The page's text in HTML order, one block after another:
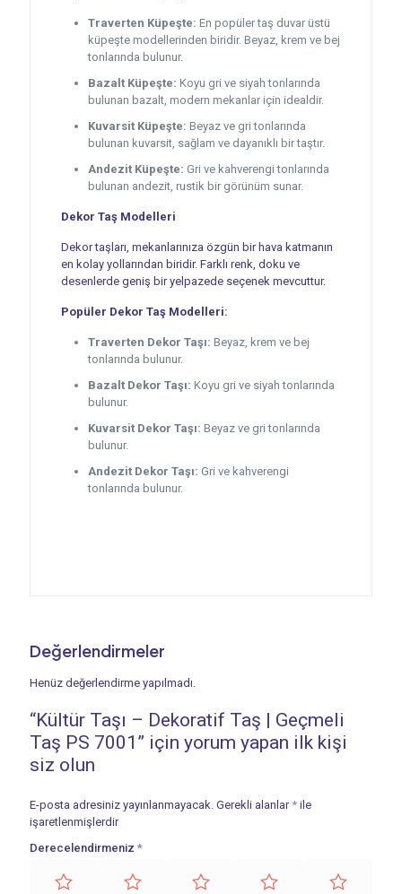
Traverten Küpeşte: En popüler taş duvar üstü
küpeşte modellerinden biridir. Beyaz, krem ve bej
tonlarında bulunur.
Bazalt Küpeşte: Koyu gri ve siyah tonlarında
bulunan bazalt, modern mekanlar için idealdir.
Kuvarsit Küpeşte: Beyaz ve gri tonlarında
bulunan kuvarsit, sağlam ve dayanıklı bir taştır.
Andezit Küpeşte: Gri ve kahverengi tonlarında
bulunan andezit, rustik bir görünüm sunar.
Dekor Taş Modelleri
Dekor taşları, mekanlarınıza özgün bir hava katmanın
en kolay yollarından biridir. Farklı renk, doku ve
desenlerde geniş bir yelpazede seçenek mevcuttur.
Popüler Dekor Taş Modelleri:
Traverten Dekor Taşı: Beyaz, krem ve bej
tonlarında bulunur.
Bazalt Dekor Taşı: Koyu gri ve siyah tonlarında
bulunur.
Kuvarsit Dekor Taşı: Beyaz ve gri tonlarında
bulunur.
Andezit Dekor Taşı: Gri ve kahverengi
tonlarında bulunur.
Değerlendirmeler
Henüz değerlendirme yapılmadı.
“Kültür Taşı – Dekoratif Taş | Geçmeli
Taş PS 7001” için yorum yapan ilk kişi
siz olun
E-posta adresiniz yayınlanmayacak. Gerekli alanlar * ile
işaretlenmişlerdir
Derecelendirmeniz *